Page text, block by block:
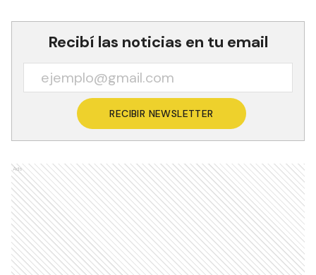
Recibí las noticias en tu email
RECIBIR NEWSLETTER
Ads